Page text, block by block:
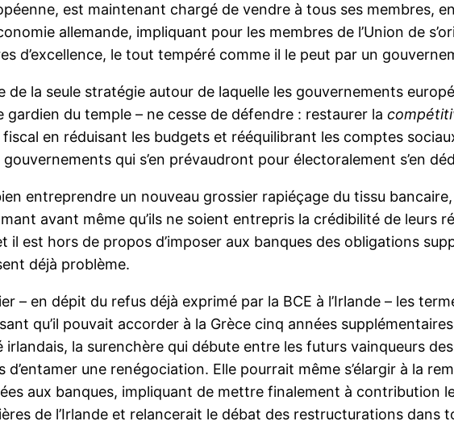
est maintenant chargé de vendre à tous ses membres,
allemande, impliquant pour les membres de l’Union de
d’excellence, le tout tempéré comme il le peut par un
de la seule stratégie autour de laquelle les gouvernements
gardien du temple – ne cesse de défendre : restaurer la
en réduisant les budgets et rééquilibrant les comptes
qui s’en prévaudront pour électoralement s’en
entreprendre un nouveau grossier rapiéçage du tissu
avant même qu’ils ne soient entrepris la crédibilité de leurs
il est hors de propos d’imposer aux banques des obligations
déjà problème.
– en dépit du refus déjà exprimé par la BCE à l’Irlande – les
qu’il pouvait accorder à la Grèce cinq années
irlandais, la surenchère qui débute entre les futurs vainqueurs
une renégociation. Elle pourrait même s’élargir à la
aux banques, impliquant de mettre finalement à contribution
de l’Irlande et relancerait le débat des restructurations dans